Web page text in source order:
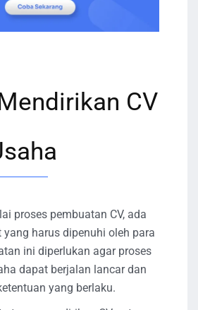
CV
proses pembuatan CV, ada
yang harus dipenuhi oleh para
ini diperlukan agar proses
dapat berjalan lancar dan
yang berlaku.